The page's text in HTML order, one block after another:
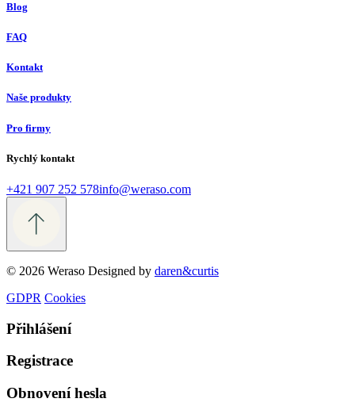
Blog
FAQ
Kontakt
Naše produkty
Pro firmy
Rychlý kontakt
+421 907 252 578info@weraso.com
© 2026 Weraso Designed by daren&curtis
GDPR Cookies
Přihlášení
Registrace
Obnovení hesla